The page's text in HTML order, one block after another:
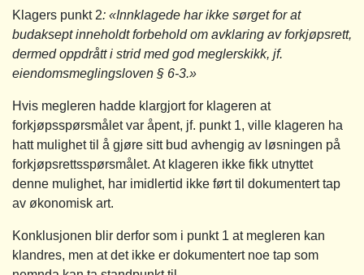
Klagers punkt 2: «Innklagede har ikke sørget for at
budaksept inneholdt forbehold om avklaring av forkjøpsrett,
dermed oppdrått i strid med god meglerskikk, jf.
eiendomsmeglingsloven § 6‑3.»
Hvis megleren hadde klargjort for klageren at
forkjøpsspørsmålet var åpent, jf. punkt 1, ville klageren ha
hatt mulighet til å gjøre sitt bud avhengig av løsningen på
forkjøpsrettsspørsmålet. At klageren ikke fikk utnyttet
denne mulighet, har imidlertid ikke ført til dokumentert tap
av økonomisk art.
Konklusjonen blir derfor som i punkt 1 at megleren kan
klandres, men at det ikke er dokumentert noe tap som